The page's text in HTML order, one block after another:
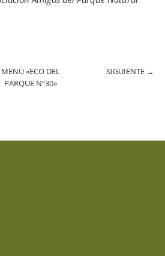
MENÚ «ECO DEL
PARQUE Nº30»
SIGUIENTE →